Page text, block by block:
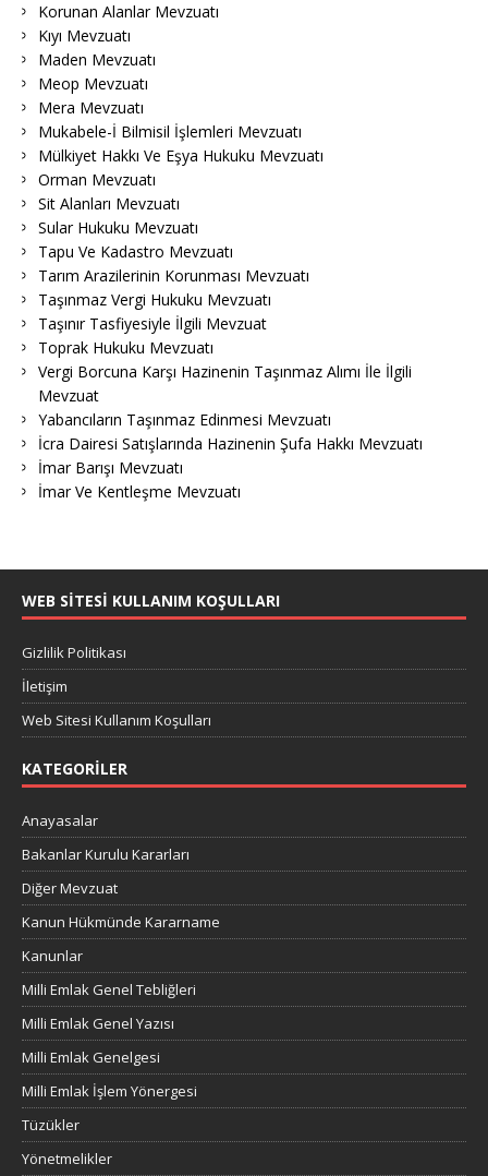
Korunan Alanlar Mevzuatı
Kıyı Mevzuatı
Maden Mevzuatı
Meop Mevzuatı
Mera Mevzuatı
Mukabele-İ Bilmisil İşlemleri Mevzuatı
Mülkiyet Hakkı Ve Eşya Hukuku Mevzuatı
Orman Mevzuatı
Sit Alanları Mevzuatı
Sular Hukuku Mevzuatı
Tapu Ve Kadastro Mevzuatı
Tarım Arazilerinin Korunması Mevzuatı
Taşınmaz Vergi Hukuku Mevzuatı
Taşınır Tasfiyesiyle İlgili Mevzuat
Toprak Hukuku Mevzuatı
Vergi Borcuna Karşı Hazinenin Taşınmaz Alımı İle İlgili
Mevzuat
Yabancıların Taşınmaz Edinmesi Mevzuatı
İcra Dairesi Satışlarında Hazinenin Şufa Hakkı Mevzuatı
İmar Barışı Mevzuatı
İmar Ve Kentleşme Mevzuatı
WEB SITESI KULLANIM KOŞULLARI
Gizlilik Politikası
İletişim
Web Sitesi Kullanım Koşulları
KATEGORILER
Anayasalar
Bakanlar Kurulu Kararları
Diğer Mevzuat
Kanun Hükmünde Kararname
Kanunlar
Milli Emlak Genel Tebliğleri
Milli Emlak Genel Yazısı
Milli Emlak Genelgesi
Milli Emlak İşlem Yönergesi
Tüzükler
Yönetmelikler